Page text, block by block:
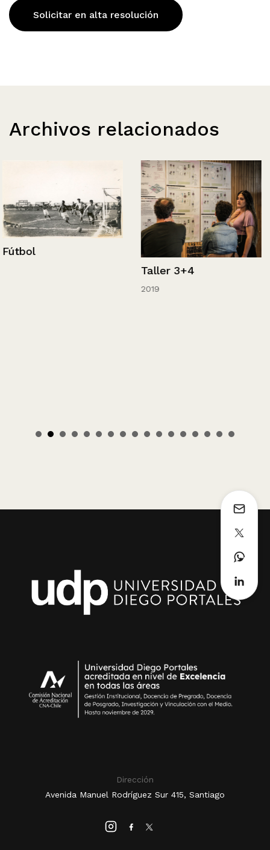
Solicitar en alta resolución
Archivos relacionados
Fútbol
Taller 3+4
2019
Dirección
Avenida Manuel Rodríguez Sur 415, Santiago